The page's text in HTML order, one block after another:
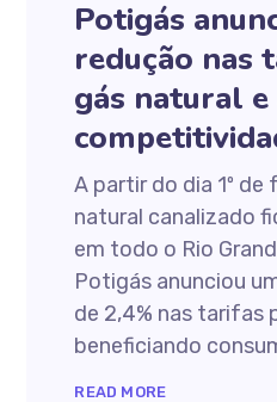
Potigás
redução nas
gás natural
A partir do dia 1º de
natural canalizado
em todo o Rio
Potigás anunciou
de 2,4% nas tarifas
beneficiando
READ MORE